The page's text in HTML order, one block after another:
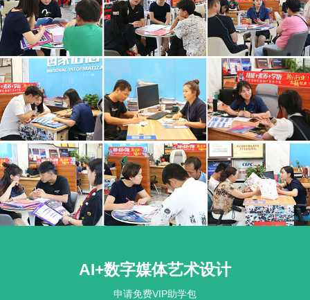
AI+数字媒体艺术设计
申请免费VIP助学包